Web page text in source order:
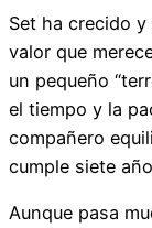
Set ha crecido
valor que
un pequeño
el tiempo y la
compañero
cumple siete
Aunque pasa